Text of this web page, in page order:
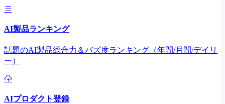
AI製品ランキング
話題のAI製品総合力＆バズ度ランキング（年間/月間/デイリ
ー）
AIプロダクト登録